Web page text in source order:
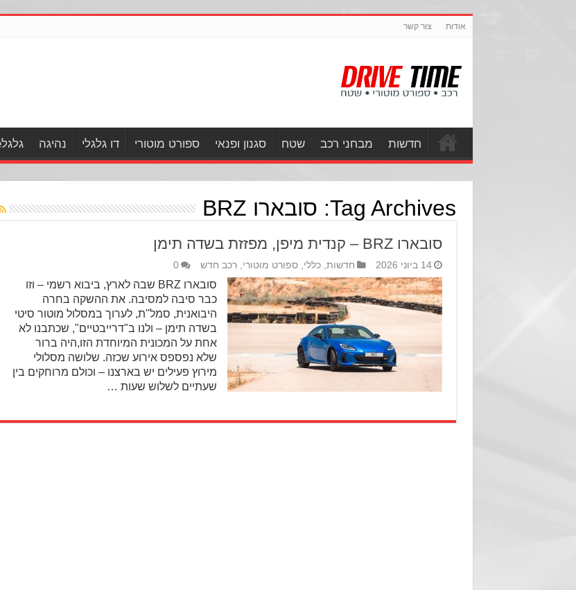
אודות צור קשר
חדשות מבחני רכב שטח סגנון ופנאי ספורט מוטורי דו גלגלי נהיגה גלגלLove
Tag Archives: סובארו BRZ
סובארו BRZ – קנדית מיפן, מפזזת בשדה תימן
14 ביוני 2026 חדשות,כללי,ספורט מוטורי,רכב חדש 0
סובארו BRZ שבה לארץ, ביבוא רשמי – וזו
כבר סיבה למסיבה. את ההשקה בחרה
היבואנית, סמל"ת, לערוך במסלול מוטור סיטי
בשדה תימן – ולנו ב"דרייבטיים", שכתבנו לא
אחת על המכונית המיוחדת הזו,היה ברור
שלא נפספס אירוע שכזה. שלושה מסלולי
מירוץ פעילים יש בארצנו – וכולם מרוחקים בין
שעתיים לשלוש שעות …